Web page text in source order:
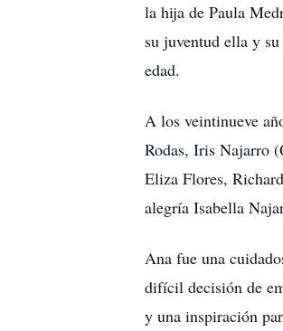
la hija de Paula
su juventud ella y
edad.
A los veintinueve
Rodas, Iris Najarro
Eliza Flores,
alegría Isabella
Ana fue una
difícil decisión de
y una inspiración